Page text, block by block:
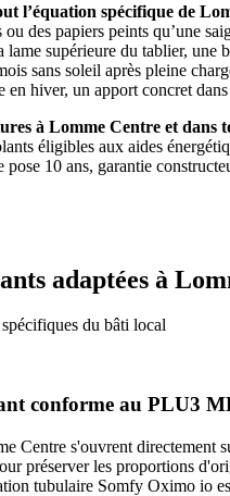
l’équation spécifique de
des papiers peints qu’une
supérieure du tablier,
sans soleil après pleine
hiver, un apport concret
à Lomme Centre et
éligibles aux aides
10 ans, garantie
adaptées à
du bâti local
conforme au PLU3
Centre s'ouvrent
préserver les proportions
tubulaire Somfy Oximo io